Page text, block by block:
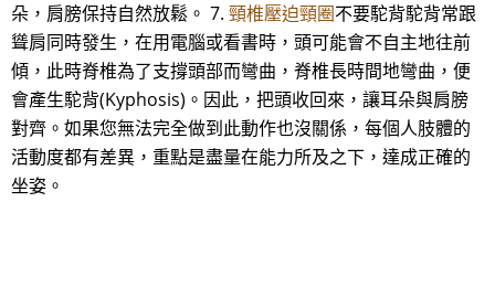
朵，肩膀保持自然放鬆。 7. 頸椎壓迫頸圈不要駝背駝背常跟
聳肩同時發生，在用電腦或看書時，頭可能會不自主地往前
傾，此時脊椎為了支撐頭部而彎曲，脊椎長時間地彎曲，便
會產生駝背(Kyphosis)。因此，把頭收回來，讓耳朵與肩膀
對齊。如果您無法完全做到此動作也沒關係，每個人肢體的
活動度都有差異，重點是盡量在能力所及之下，達成正確的
坐姿。